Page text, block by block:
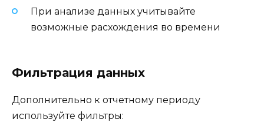
При анализе данных учитывайте
возможные расхождения во времени
Фильтрация данных
Дополнительно к отчетному периоду
используйте фильтры: